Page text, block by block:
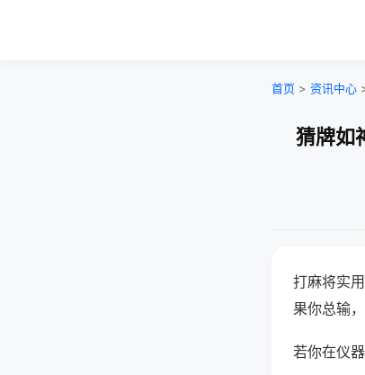
首页 > 资讯中心
猜牌如
打麻将实
果你总输
若你在仪